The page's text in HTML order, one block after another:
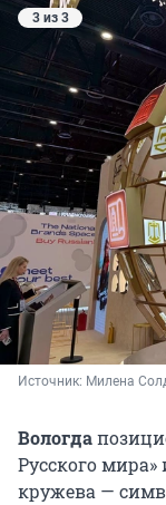
3 из 3
Источник: Милена
Вологда
Русского
кружева —